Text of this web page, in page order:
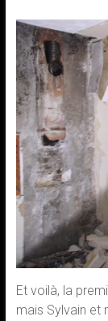
Et voilà, la
mais Sylvain et